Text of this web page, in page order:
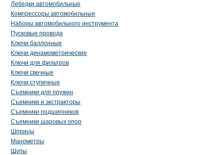
Лебедки автомобильные
Компрессоры автомобильные
Наборы автомобильного инструмента
Пусковые провода
Ключи баллонные
Ключи динамометрические
Ключи для фильтров
Ключи свечные
Ключи ступичные
Съемники для пружин
Съемники и экстракторы
Съемники подшипников
Съемники шаровых опор
Шприцы
Манометры
Щупы